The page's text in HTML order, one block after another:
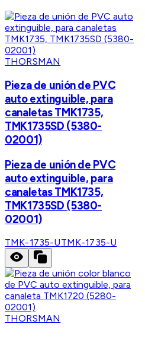
THORSMAN
Pieza de unión de PVC
auto extinguible, para
canaletas TMK1735,
TMK1735SD (5380-
02001)
Pieza de unión de PVC
auto extinguible, para
canaletas TMK1735,
TMK1735SD (5380-
02001)
TMK-1735-UTMK-1735-U
THORSMAN